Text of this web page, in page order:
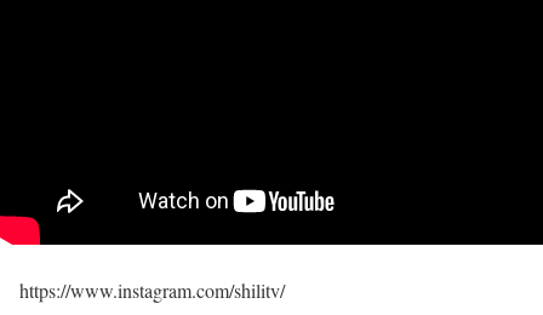
https://www.instagram.com/shilitv/